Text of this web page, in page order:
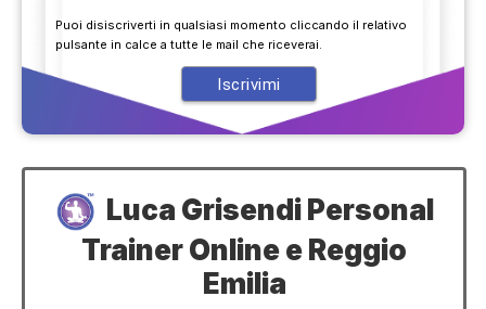
Puoi disiscriverti in qualsiasi momento cliccando il relativo
pulsante in calce a tutte le mail che riceverai.
Luca Grisendi Personal
Trainer Online e Reggio
Emilia